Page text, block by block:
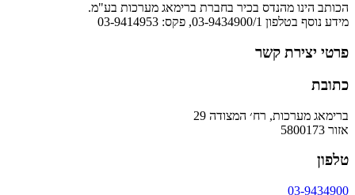
הכותב הינו מהנדס בכיר בחברת ברימאג מערכות בע"מ.
מידע נוסף בטלפון 03-9434900/1, פקס: 03-9414953
פרטי יצירת קשר
כתובת
ברימאג מערכות, רח׳ המצודה 29
אזור 5800173
טלפון
03-9434900